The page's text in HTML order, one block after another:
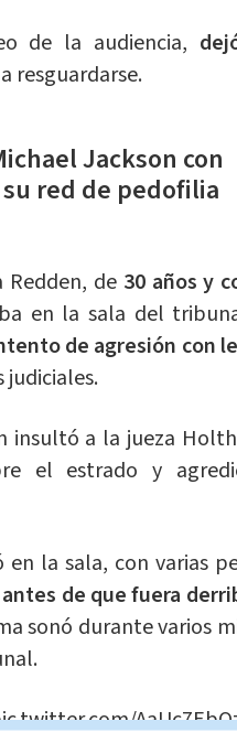
de la audiencia,
resguardarse.
Jackson con
red de pedofilia
de30 años y
en la sala del
de agresión con
judiciales.
insultó a la jueza
el estrado y
la sala, con varias
antes de que fuera
sonó durante varios